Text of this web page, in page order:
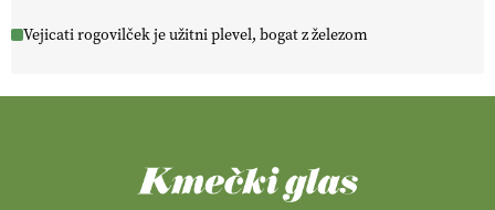
Vejicati rogovilček je užitni plevel, bogat z železom